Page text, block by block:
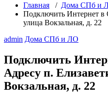
Главная / Дома СПб и
Подключить Интернет в
улица Вокзальная, д. 22
admin Дома СПб и ЛО
Подключить
Адресу п.
Вокзальная, д. 22